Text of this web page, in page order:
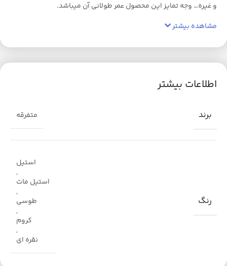
و غیره… وجه تمایز این محصول عمر طولانی آن میباشد.
مشاهده بیشتر
اطلاعات بیشتر
برند متفرقه
رنگ
استیل
,
استیل مات
,
طوسی
,
کروم
,
نقره ای